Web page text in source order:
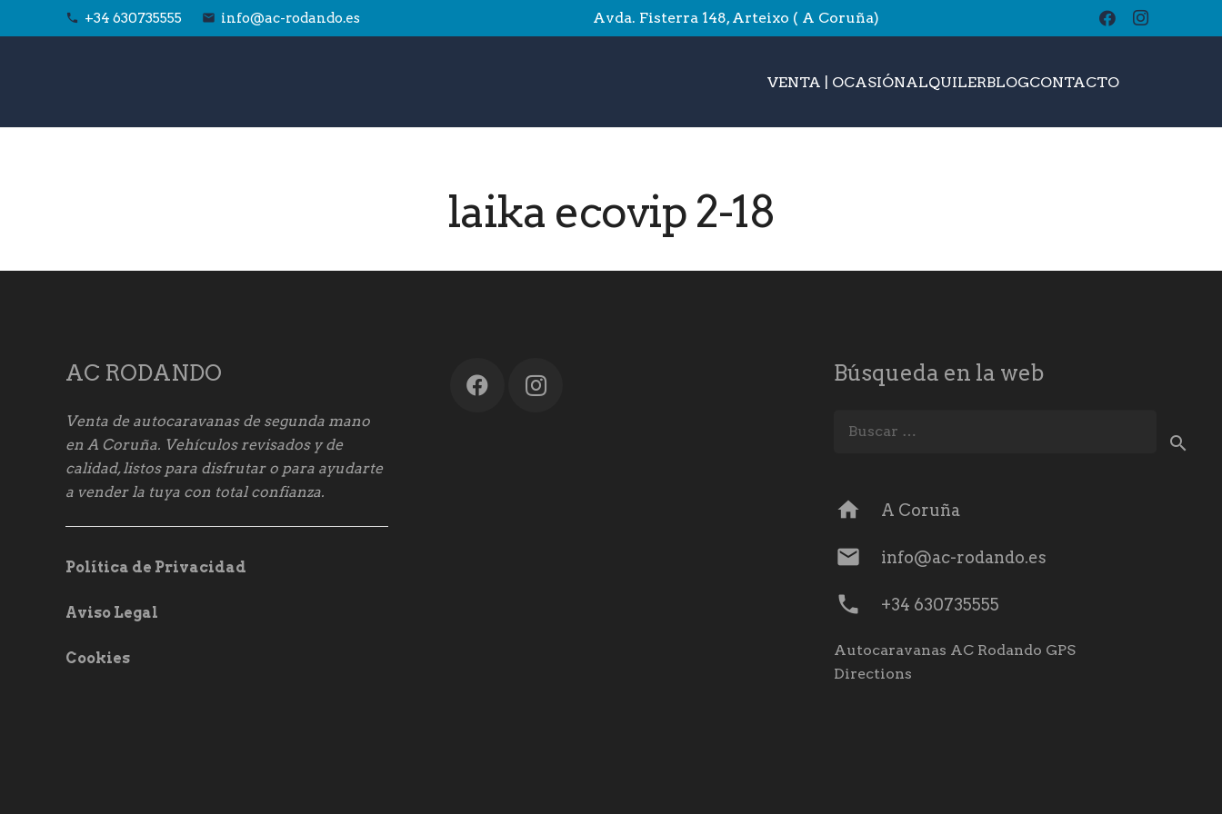
phone +34 630735555 email info@ac-rodando.es Avda. Fisterra 148, Arteixo ( A Coruña)
VENTA | OCASIÓNALQUILERBLOGCONTACTObuscar
laika ecovip 2-18
AC RODANDO
Venta de autocaravanas de segunda mano
en A Coruña. Vehículos revisados y de
calidad, listos para disfrutar o para ayudarte
a vender la tuya con total confianza.
Política de Privacidad
Aviso Legal
Cookies
Búsqueda en la web
home A Coruña
mail info@ac-rodando.es
phone +34 630735555
Autocaravanas AC Rodando GPS
Directions